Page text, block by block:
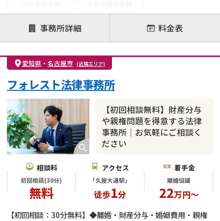
注力案件
離婚前相談
離婚調停
離婚裁判
親権・面会交流権
DV
モラハラ
不貞・不倫慰謝料請求
国際離婚
財産分与
内縁の夫婦
事務所詳細 料金表
愛知県 ・ 名古屋市 (近隣エリア)
【初回相談無料】財産分与
や親権問題を得意する法律
事務所｜お気軽にご相談く
ださい
フォレスト法律事務所
相談料
初回相談(30分)
無料
アクセス
「久屋大通駅」
徒歩1分
着手金
離婚協議
22万円～
【初回相談：30分無料】◆離婚・財産分与・婚姻費用・親権